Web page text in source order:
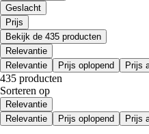
Geslacht
Prijs
Bekijk de 435 producten
Relevantie
Relevantie
Prijs oplopend Prijs
435 producten
Sorteren op
Relevantie
Relevantie
Prijs oplopend Prijs